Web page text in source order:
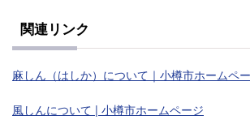
関連リンク
麻しん（はしか）について｜小樽市ホームペ
風しんについて | 小樽市ホームページ